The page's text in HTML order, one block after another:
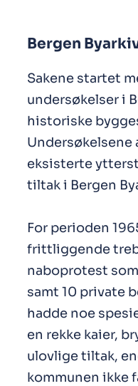
Bergen
Sakene startet
undersøkelser i
historiske
Undersøkelsene
eksisterte
tiltak i Bergen
For perioden
frittliggende
naboprotest
samt 10 private
hadde noe
en rekke kaier,
ulovlige tiltak,
kommunen ikke